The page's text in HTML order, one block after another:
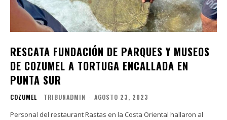
RESCATA FUNDACIÓN DE PARQUES Y MUSEOS
DE COZUMEL A TORTUGA ENCALLADA EN
PUNTA SUR
COZUMEL TRIBUNADMIN - AGOSTO 23, 2023
Personal del restaurant Rastas en la Costa Oriental hallaron al